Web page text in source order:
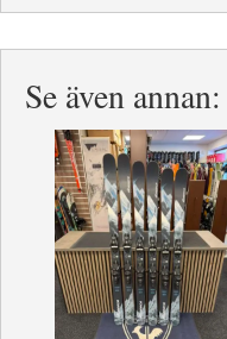
Se även annan: